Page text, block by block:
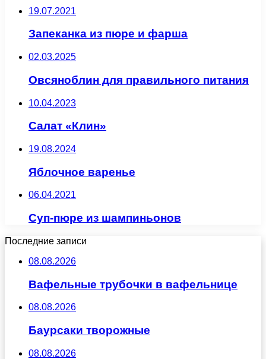
19.07.2021
Запеканка из пюре и фарша
02.03.2025
Овсяноблин для правильного питания
10.04.2023
Салат «Клин»
19.08.2024
Яблочное варенье
06.04.2021
Суп-пюре из шампиньонов
Последние записи
08.08.2026
Вафельные трубочки в вафельнице
08.08.2026
Баурсаки творожные
08.08.2026